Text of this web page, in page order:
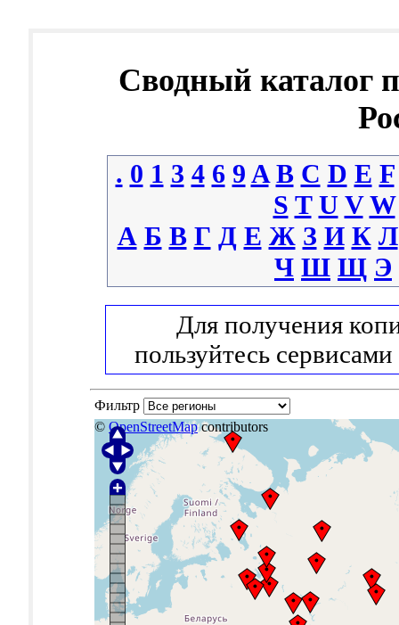
Сводный каталог
. 0 1 3 4 6 9 A B C D E F
S T U V W
А Б В Г Д Е Ж З И К Л
Ч Ш Щ Э
Для получения
пользуйтесь сервисами
Фильтр
© OpenStreetMapcontributors